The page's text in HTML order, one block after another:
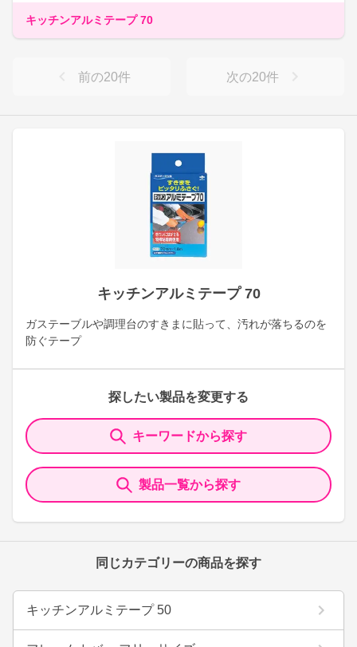
キッチンアルミテープ 70
ガステーブルや調理台のすきまに貼って、汚れが落ちるのを
防ぐテープ
探したい製品を変更する
キーワードから探す
製品一覧から探す
同じカテゴリーの商品を探す
キッチンアルミテープ 50
キッチンアルミテープ 70
前の20件 次の20件